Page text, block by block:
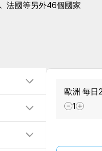
法國等另外46個國家
歐洲 每日
1